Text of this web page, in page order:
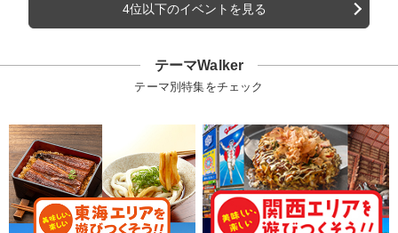
4位以下のイベントを見る
テーマWalker
テーマ別特集をチェック